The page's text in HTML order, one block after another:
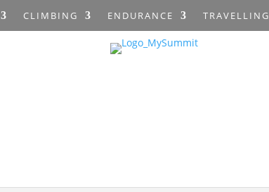
CLIMBING ENDURANCE TRAVELLING